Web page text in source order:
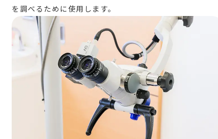
を調べるために使用します。